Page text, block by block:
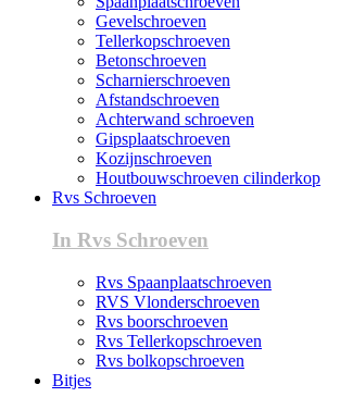
Gevelschroeven
Tellerkopschroeven
Betonschroeven
Scharnierschroeven
Afstandschroeven
Achterwand schroeven
Gipsplaatschroeven
Kozijnschroeven
Houtbouwschroeven cilinderkop
Rvs Schroeven
In Rvs Schroeven
Rvs Spaanplaatschroeven
RVS Vlonderschroeven
Rvs boorschroeven
Rvs Tellerkopschroeven
Rvs bolkopschroeven
Bitjes